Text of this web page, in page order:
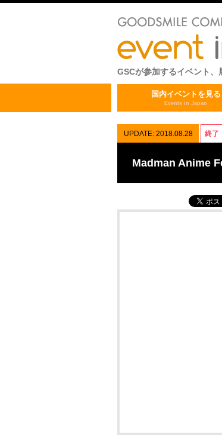
GSCが参加するイベント、
国内イベントを見る
Events in Japan
UPDATE: 2018.08.28 終了
Madman Anime